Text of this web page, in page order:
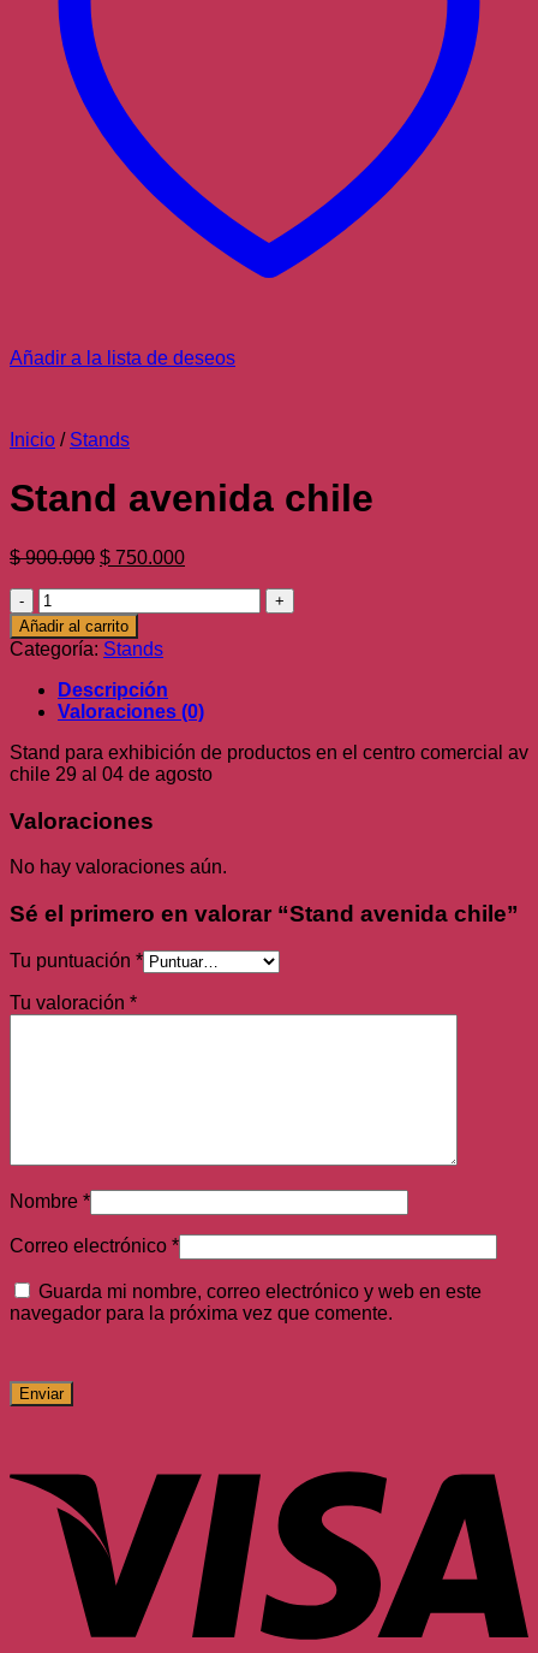
Añadir a la lista de deseos
Inicio / Stands
Stand avenida chile
$900.000 El
era:
$ 900.000.
$ 750.000El
Stand
avenida
chile
cantidad
Añadir al carrito
Categoría: Stands
Descripción
Valoraciones (0)
Stand para exhibición de productos en el centro comercial av
chile 29 al 04 de agosto
Valoraciones
No hay valoraciones aún.
Sé el primero en valorar “Stand avenida chile”
Tu puntuación *
Tu valoración *
Nombre *
Correo electrónico *
Guarda mi nombre, correo electrónico y web en este
navegador para la próxima vez que comente.